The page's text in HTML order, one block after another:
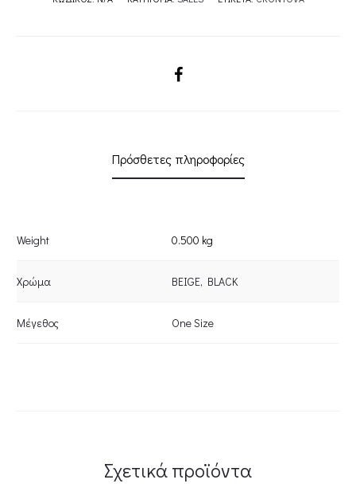
SHARE
Πρόσθετες πληροφορίες
Weight 0.500 kg
Χρώμα BEIGE, BLACK
Μέγεθος One Size
Σχετικά προϊόντα